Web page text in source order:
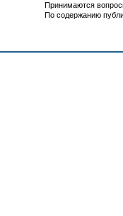
Принимаются
По содержанию